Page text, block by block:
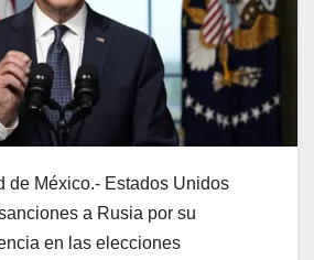
de México.- Estados Unidos
a Rusia por su
en las elecciones